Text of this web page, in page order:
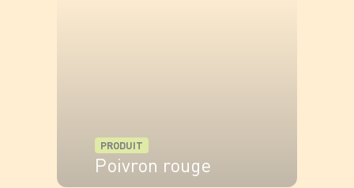
PRODUIT
Poivron rouge